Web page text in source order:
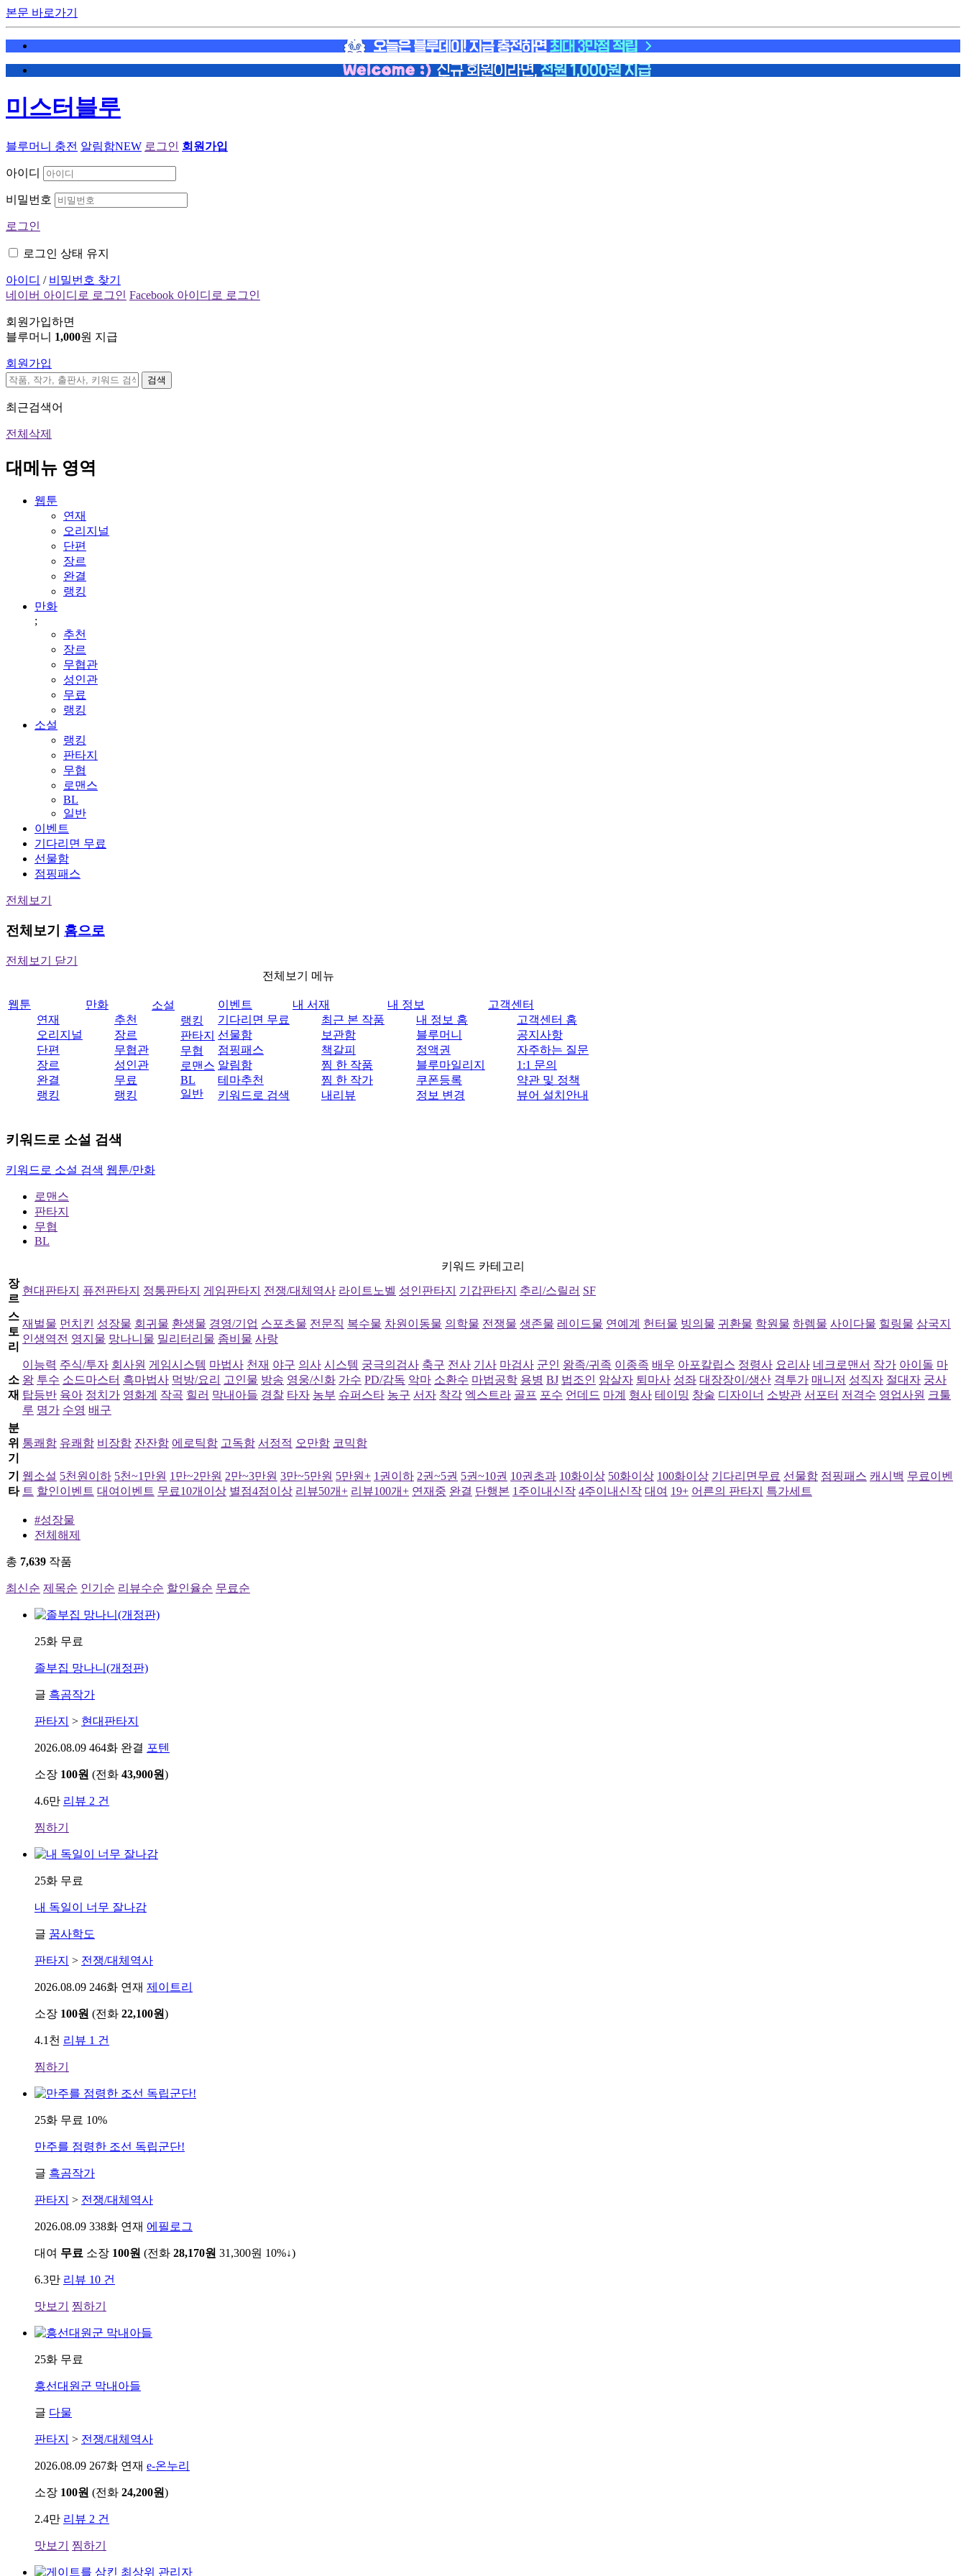
본문 바로가기
미스터블루
블루머니 충전 알림함NEW 로그인 회원가입
아이디
비밀번호
로그인
로그인 상태 유지
아이디 / 비밀번호 찾기
네이버 아이디로 로그인 Facebook 아이디로 로그인
회원가입하면
블루머니 1,000원 지급
회원가입
검색
최근검색어
전체삭제
대메뉴 영역
웹툰
연재
오리지널
단편
장르
완결
랭킹
만화
;
추천
장르
무협관
성인관
무료
랭킹
소설
랭킹
판타지
무협
로맨스
BL
일반
이벤트
기다리면 무료
선물함
점핑패스
전체보기
전체보기 홈으로
전체보기 닫기
전체보기 메뉴
웹툰
연재
오리지널
단편
장르
완결
랭킹
만화
추천
장르
무협관
성인관
무료
랭킹
소설
랭킹
판타지
무협
로맨스
BL
일반
이벤트
기다리면 무료
선물함
점핑패스
알림함
테마추천
키워드로 검색
내 서재
최근 본 작품
보관함
책갈피
찜 한 작품
찜 한 작가
내리뷰
내 정보
내 정보 홈
블루머니
정액권
블루마일리지
쿠폰등록
정보 변경
고객센터
고객센터 홈
공지사항
자주하는 질문
1:1 문의
약관 및 정책
뷰어 설치안내
키워드로 소설 검색
키워드로 소설 검색 웹툰/만화
로맨스
판타지
무협
BL
키워드 카테고리
장
르
현대판타지 퓨전판타지 정통판타지 게임판타지 전쟁/대체역사 라이트노벨 성인판타지 기갑판타지 추리/스릴러 SF
스
토
리
재벌물 먼치킨 성장물 회귀물 환생물 경영/기업 스포츠물 전문직 복수물 차원이동물 의학물 전쟁물 생존물 레이드물 연예계 헌터물 빙의물 귀환물 학원물 하렘물 사이다물 힐링물 삼국지
인생역전 영지물 망나니물 밀리터리물 좀비물 사랑
소
재
이능력 주식/투자 회사원 게임시스템 마법사 천재 야구 의사 시스템 궁극의검사 축구 전사 기사 마검사 군인 왕족/귀족 이종족 배우 아포칼립스 정령사 요리사 네크로맨서 작가 아이돌 마
왕 투수 소드마스터 흑마법사 먹방/요리 고인물 방송 영웅/신화 가수 PD/감독 악마 소환수 마법공학 용병 BJ 법조인 암살자 퇴마사 성좌 대장장이/생산 격투가 매니저 성직자 절대자 궁사
탑등반 육아 정치가 영화계 작곡 힐러 막내아들 경찰 타자 농부 슈퍼스타 농구 서자 착각 엑스트라 골프 포수 언데드 마계 형사 테이밍 창술 디자이너 소방관 서포터 저격수 영업사원 크툴
루 명가 수영 배구
분
위
기
통쾌함 유쾌함 비장함 잔잔함 에로틱함 고독함 서정적 오만함 코믹함
기
타
웹소설 5천원이하 5천~1만원 1만~2만원 2만~3만원 3만~5만원 5만원+ 1권이하 2권~5권 5권~10권 10권초과 10화이상 50화이상 100화이상 기다리면무료 선물함 점핑패스 캐시백 무료이벤
트 할인이벤트 대여이벤트 무료10개이상 별점4점이상 리뷰50개+ 리뷰100개+ 연재중 완결 단행본 1주이내신작 4주이내신작 대여 19+ 어른의 판타지 특가세트
#성장물
전체해제
총 7,639 작품
최신순 제목순 인기순 리뷰수순 할인율순 무료순
25화 무료
졸부집 망나니(개정판)
글 흑곰작가
판타지 > 현대판타지
2026.08.09 464화 완결 포텐
소장 100원 (전화 43,900원)
4.6만 리뷰 2 건
찜하기
25화 무료
내 독일이 너무 잘나감
글 꿈사학도
판타지 > 전쟁/대체역사
2026.08.09 246화 연재 제이트리
소장 100원 (전화 22,100원)
4.1천 리뷰 1 건
찜하기
25화 무료 10%
만주를 점령한 조선 독립군단!
글 흑곰작가
판타지 > 전쟁/대체역사
2026.08.09 338화 연재 에필로그
대여 무료 소장 100원 (전화 28,170원 31,300원 10%↓)
6.3만 리뷰 10 건
맛보기 찜하기
25화 무료
흥선대원군 막내아들
글 다물
판타지 > 전쟁/대체역사
2026.08.09 267화 연재 e-온누리
소장 100원 (전화 24,200원)
2.4만 리뷰 2 건
맛보기 찜하기